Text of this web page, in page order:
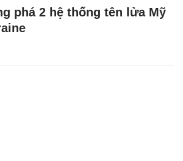
phá 2 hệ thống tên lửa Mỹ